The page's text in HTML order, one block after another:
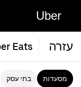
Uber
עזרה Eats
מסעדות בתי עסק